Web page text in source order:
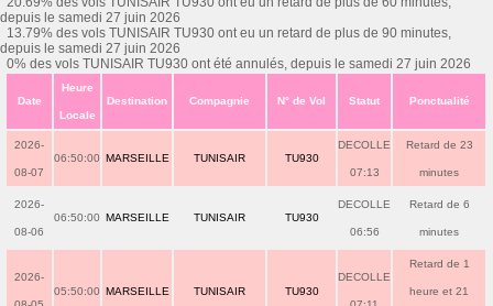
depuis le samedi 27 juin 2026
13.79% des vols TUNISAIR TU930 ont eu un retard de plus de 90 minutes,
depuis le samedi 27 juin 2026
0% des vols TUNISAIR TU930 ont été annulés, depuis le samedi 27 juin 2026
Date
Heure
Locale
Destination Compagnie N° de Vol Statut Ponctualité
2026-
08-07
06:50:00 MARSEILLE TUNISAIR TU930
DECOLLE
07:13
Retard de 23
minutes
2026-
08-06
06:50:00 MARSEILLE TUNISAIR TU930
DECOLLE
06:56
Retard de 6
minutes
2026-
05:50:00 MARSEILLE TUNISAIR TU930
DECOLLE
Retard de 1
heure et 21